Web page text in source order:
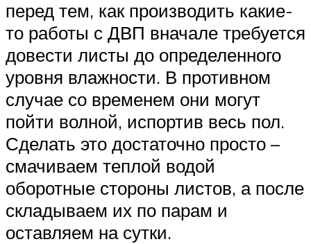
перед тем, как производить какие-
то работы с ДВП вначале требуется
довести листы до определенного
уровня влажности. В противном
случае со временем они могут
пойти волной, испортив весь пол.
Сделать это достаточно просто –
смачиваем теплой водой
оборотные стороны листов, а после
складываем их по парам и
оставляем на сутки.